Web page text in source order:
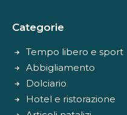
Categorie
Tempo libero e sport
Abbigliamento
Dolciario
Hotel e ristorazione